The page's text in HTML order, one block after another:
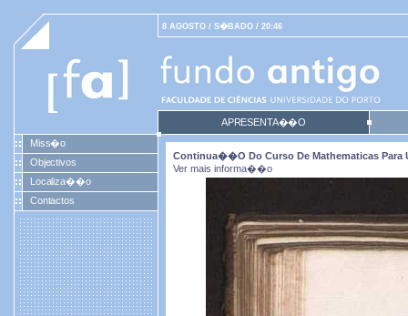
8 AGOSTO / S�BADO / 20:46
APRESENTA��O
Miss�o
Objectivos
Localiza��o
Contactos
Continua��o Do Curso De Mathematicas Para
Ver mais informa��o